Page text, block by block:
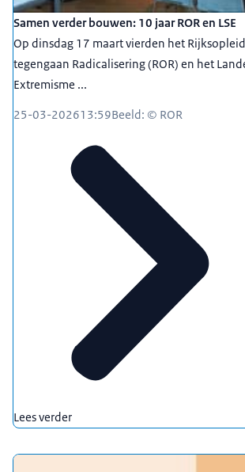
Samen verder bouwen: 10 jaar ROR en LSE
Op dinsdag 17 maart vierden het
tegengaan Radicalisering (ROR) en het
Extremisme ...
25-03-202613:59Beeld: © ROR
Lees verder